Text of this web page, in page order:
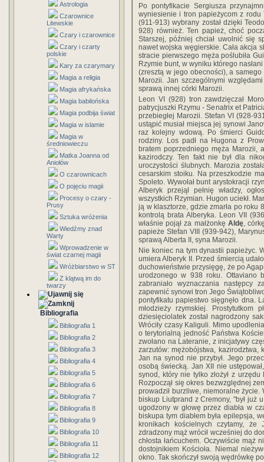
Astrologia
Czarownice
Litewskie
Czary i czarownice
Czary i czarty
polskie
Kary za czarymary
Magia a religia
Magia afrykańska
Magia babilońska
Magia podbija świat
Magia w islamie
Magia w
średniowieczu
Matka Joanna od
Aniołów
O czarownicach
O pojęciu magii
Procesy o czary -
Prusy
Sztuka wróżenia
Wiedźmy znad
Warty
Wprowadzenie w
świat czarnej magii
Wróżbiarstwo w ST
Z klątwą im do
twarzy
Bibliografia
Bibliografia 1
Bibliografia 2
Bibliografia 3
Bibliografia 4
Bibliografia 5
Bibliografia 6
Bibliografia 7
Bibliografia 8
Bibliografia 9
Bibliografia 10
Bibliografia 11
Bibliografia 12
Po pontyfikacie Sergiusza
wyniesienie i tron papieżycom z rodu
(911-913) wybrany został dzięki
928) również. Ten papież, choć
Starszej, później chciał uwolnić się
nawet wojska węgierskie. Cała akcja
stracie pierwszego męża poślubiła
Rzymie bunt, w wyniku którego
(zresztą w jego obecności), a
Marozii. Jan szczególnymi
sprawą innej córki Marozii.
Leon VI (928) tron zawdzięczał
patrycjuszki Rzymu - Senatrix et
przebiegłej Marozii. Stefan VI (928-
ustąpić musiał miejsca jej synowi
raz kolejny wdową. Po śmierci
rodziny. Los padł na Hugona z
bratem poprzedniego męża Marozii,
kazirodczy. Ten fakt nie był dla
uroczystości ślubnych. Marozia
cesarskim stoiku. Na przeszkodzie
Spoleto. Wywołał bunt arystokracji
Alberyk przejął pełnię władzy,
wszystkich Rzymian. Hugon uciekł.
ją w klasztorze, gdzie zmarła po roku
kontrolą brata Alberyka. Leon VII
właśnie pojął za małżonkę Aldę,
papieże Stefan VIII (939-942),
sprawą Alberta II, syna Marozii.
Nie koniec na tym dynastii papieżyc.
umiera Alberyk II. Przed śmiercią
duchowieństwie przysięgę, że po
urodzonego w 938 roku. Ottaviano
zabraniało wyznaczania następcy
zapewnić synowi tron Jego
pontyfikatu papiestwo sięgnęło dna.
młodzieży rzymskiej. Prostytutkom
dziesięciolatek został nagrodzony
Wróciły czasy Kaliguli. Mimo
o terytorialną jedność Państwa
zwołano na Lateranie, z inicjatywy
zarzutów: mężobójstwa, kazirodztwa,
Jan na synod nie przybył. Jego
osobą świecką. Jan XII nie
synod, który nie tylko złożył z
Rozpoczął się okres bezwzględnej
prowadził burzliwe, niemoralne
biskup Liutprand z Cremony, "był już
ugodzony w głowę przez diabła w
biskupa tym diabłem była epilepsja,
kronikach kościelnych czytamy, że
zdradzony mąż wrócił wcześniej do
chłosta łańcuchem. Oczywiście mąż
dostojnikiem Kościoła. Niemal
okno. Tak skończył swoją wędrówkę